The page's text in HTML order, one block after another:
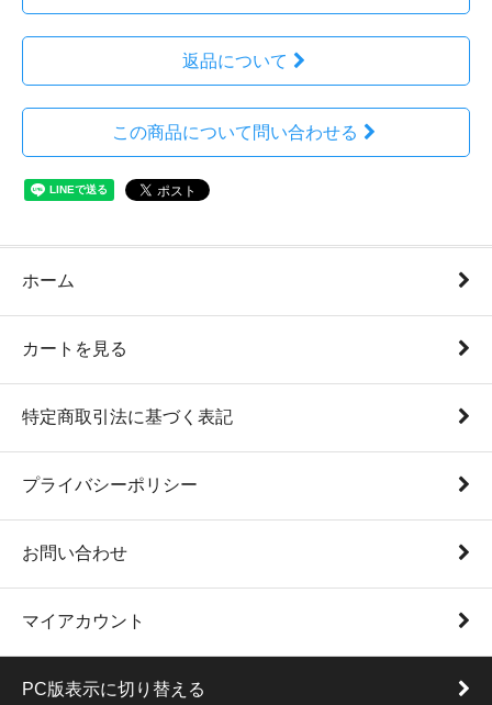
返品について
この商品について問い合わせる
ホーム
カートを見る
特定商取引法に基づく表記
プライバシーポリシー
お問い合わせ
マイアカウント
PC版表示に切り替える